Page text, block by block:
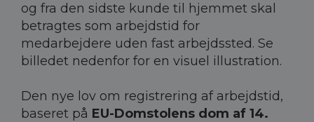
og fra den sidste kunde til hjemmet skal
betragtes som arbejdstid for
medarbejdere uden fast arbejdssted. Se
billedet nedenfor for en visuel illustration.
Den nye lov om registrering af arbejdstid,
baseret på EU-Domstolens dom af 14.